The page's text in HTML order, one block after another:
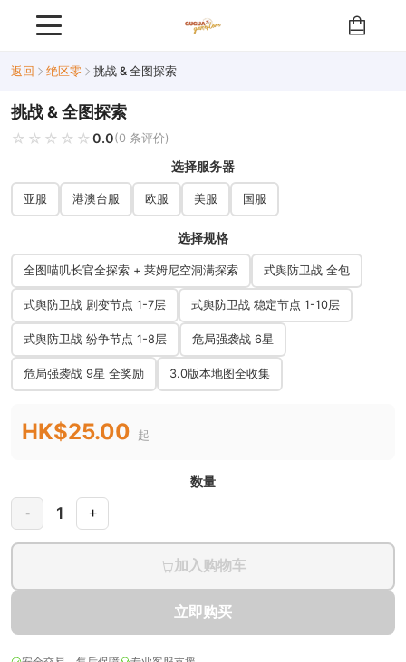
返回 绝区零 挑战 & 全图探索
挑战 & 全图探索
☆☆☆☆☆
★★★★★ 0.0(0 条评价)
选择服务器
亚服 港澳台服 欧服 美服 国服
选择规格
全图喵叽长官全探索 + 莱姆尼空洞满探索 式舆防卫战 全包
式舆防卫战 剧变节点 1-7层 式舆防卫战 稳定节点 1-10层
式舆防卫战 纷争节点 1-8层 危局强袭战 6星
危局强袭战 9星 全奖励 3.0版本地图全收集
HK$25.00 起
数量
- 1 +
加入购物车
立即购买